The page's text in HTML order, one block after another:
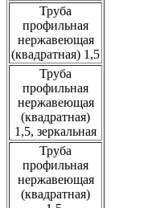
Труба
профильная
нержавеющая
(квадратная) 1,5
Труба
профильная
нержавеющая
(квадратная)
1,5, зеркальная
Труба
профильная
нержавеющая
(квадратная)